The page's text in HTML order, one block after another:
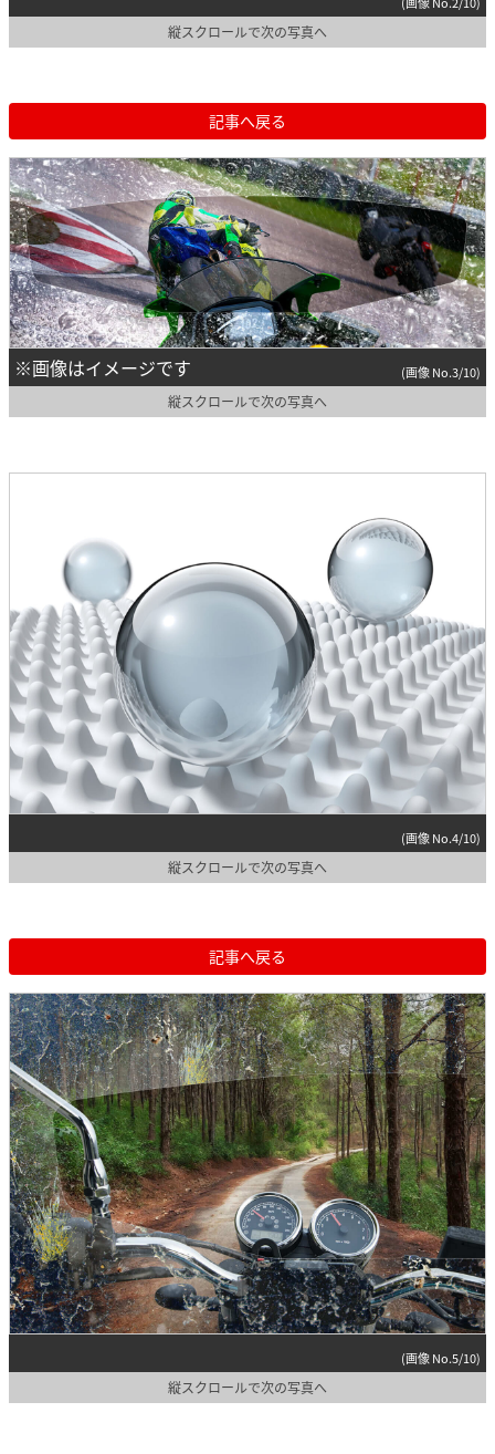
縦スクロールで次の写真へ
記事へ戻る
※画像はイメージです (画像 No.3/10)
縦スクロールで次の写真へ
(画像 No.4/10)
縦スクロールで次の写真へ
記事へ戻る
(画像 No.5/10)
縦スクロールで次の写真へ